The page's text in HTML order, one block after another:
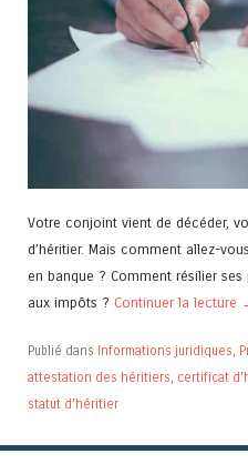
Votre conjoint vient de décéder,
d’héritier. Mais comment allez-
en banque ? Comment résilier
aux impôts ? Continuer la lecture
Publié dans Informations juridiques,
attestation des héritiers, certificat
statut d'héritier